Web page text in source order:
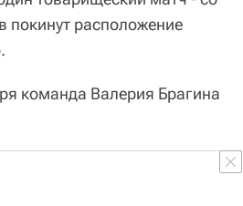
покинут расположение
команда Валерия Брагина